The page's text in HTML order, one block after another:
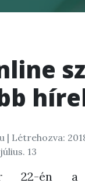
| Létrehozva:
13
22-én a